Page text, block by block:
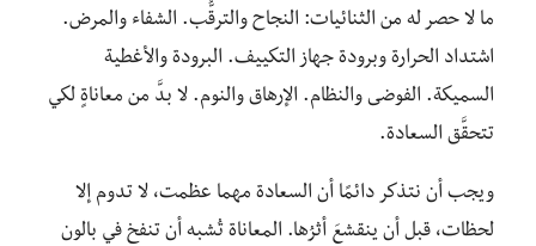
ما لا حصر له من الثنائيات: النجاح والترقُّب. الشفاء والمرض.
اشتداد الحرارة وبرودة جهاز التكييف. البرودة والأغطية
السميكة. الفوضى والنظام. الإرهاق والنوم. لا بدَّ من معاناةٍ لكي
تتحقَّق السعادة.
ويجب أن نتذكر دائمًا أن السعادة مهما عظمت، لا تدوم إلا
لحظات، قبل أن ينقشعَ أثرُها. المعاناة تُشبه أن تنفخ في بالون